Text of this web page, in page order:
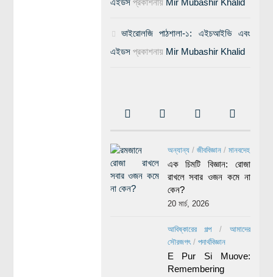
এইডসপ্রকাশনায় Mir Mubashir Khalid
ভাইরোলজি পাঠশালা-১: এইচআইভি এবং
এইডসপ্রকাশনায় Mir Mubashir Khalid
অন্যান্য/ জীববিজ্ঞান/ মানবদেহ
এক চিমটি বিজ্ঞান: রোজা
রাখলে সবার ওজন কমে না
কেন?
20 মার্চ, 2026
আবিষ্কারের গল্প/ আমাদের
সৌরজগৎ/ পদার্থবিজ্ঞান
E Pur Si Muove:
Remembering